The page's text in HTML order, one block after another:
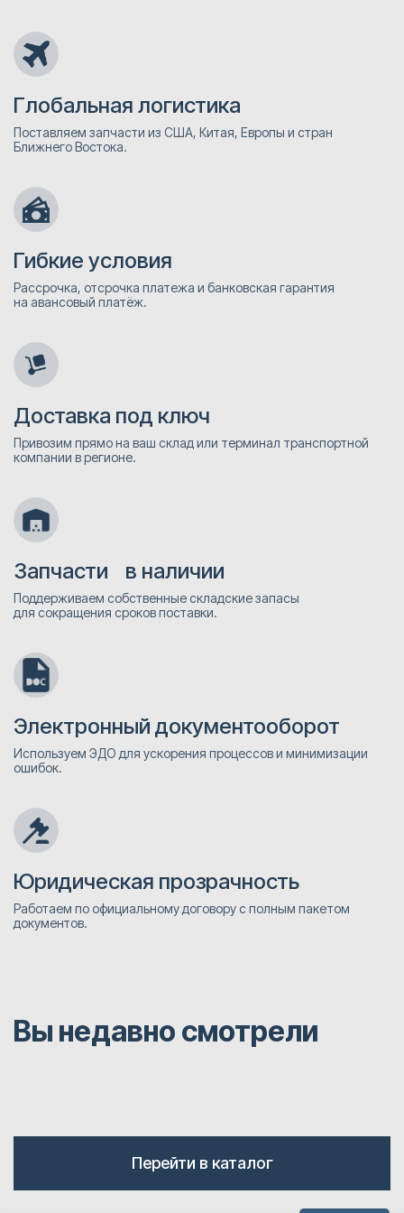
Глобальная логистика
Поставляем запчасти из США, Китая, Европы и стран
Ближнего Востока.
Гибкие условия
Рассрочка, отсрочка платежа и банковская гарантия
на авансовый платёж.
Доставка под ключ
Привозим прямо на ваш склад или терминал транспортной
компании в регионе.
Запчасти в наличии
Поддерживаем собственные складские запасы
для сокращения сроков поставки.
Электронный документооборот
Используем ЭДО для ускорения процессов и минимизации
ошибок.
Юридическая прозрачность
Работаем по официальному договору с полным пакетом
документов.
Вы недавно смотрели
Перейти в каталог